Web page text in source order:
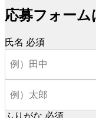
応募フォーム
氏名 必須
ふりがな 必須